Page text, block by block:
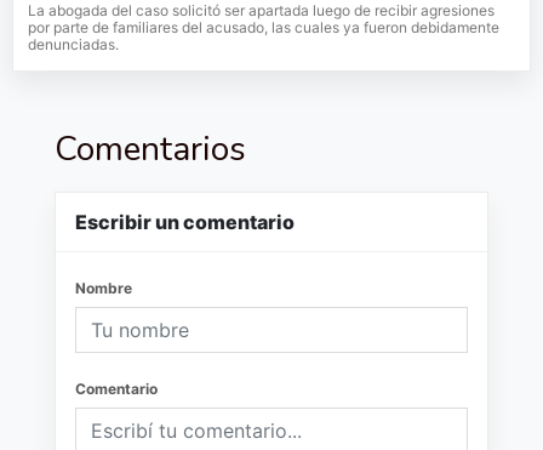
La abogada del caso solicitó ser apartada luego de recibir agresiones
por parte de familiares del acusado, las cuales ya fueron debidamente
denunciadas.
Comentarios
Escribir un comentario
Nombre
Comentario